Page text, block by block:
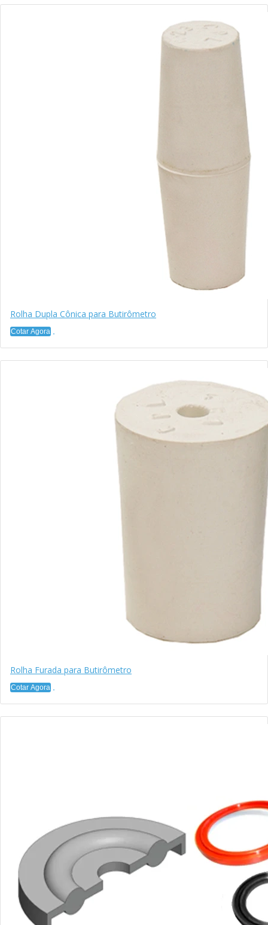
Rolha Dupla Cônica para Butirômetro
Cotar Agora
Rolha Furada para Butirômetro
Cotar Agora